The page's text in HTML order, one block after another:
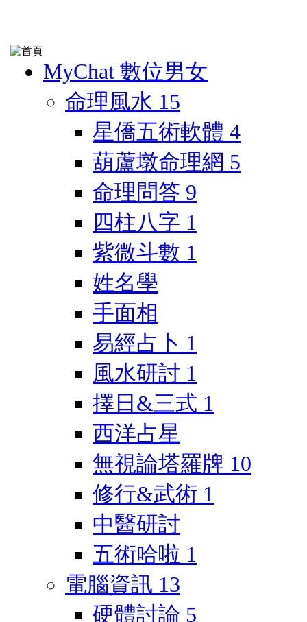
MyChat 數位男女
命理風水 15
星僑五術軟體 4
葫蘆墩命理網 5
命理問答 9
四柱八字 1
紫微斗數 1
姓名學
手面相
易經占卜 1
風水研討 1
擇日&三式 1
西洋占星
無視論塔羅牌 10
修行&武術 1
中醫研討
五術哈啦 1
電腦資訊 13
硬體討論 5